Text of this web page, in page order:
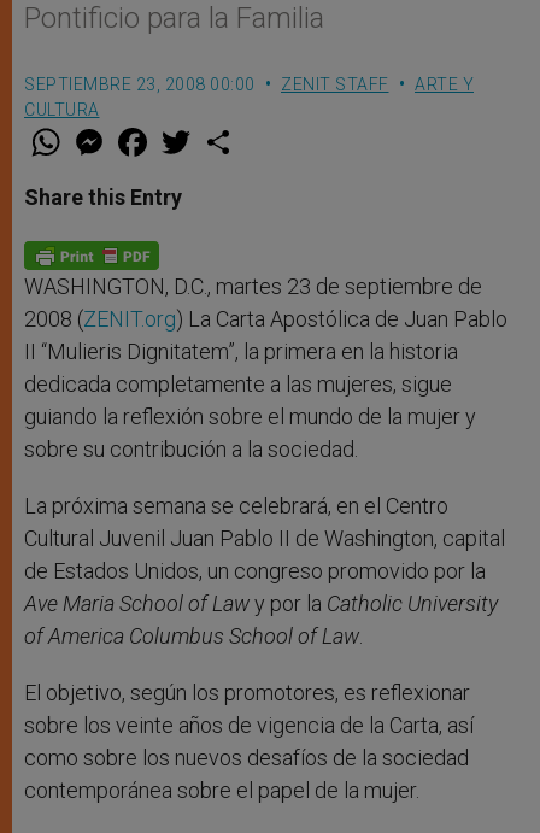
Pontificio para la Familia
SEPTIEMBRE 23, 2008 00:00 ZENIT STAFF
ARTE Y
CULTURA
W
t
s
p
p
M
e
s
e
g
e
r
F
a
e
b
o
k
w
Share this Entry
WASHINGTON, D.C., martes 23 de septiembre de
2008 (ZENIT.org) La Carta Apostólica de Juan Pablo
II “Mulieris Dignitatem”, la primera en la historia
dedicada completamente a las mujeres, sigue
guiando la reflexión sobre el mundo de la mujer y
sobre su contribución a la sociedad.
La próxima semana se celebrará, en el Centro
Cultural Juvenil Juan Pablo II de Washington, capital
de Estados Unidos, un congreso promovido por la
Ave Maria School of Lawy por la Catholic University
of America Columbus School of Law.
El objetivo, según los promotores, es reflexionar
sobre los veinte años de vigencia de la Carta, así
como sobre los nuevos desafíos de la sociedad
contemporánea sobre el papel de la mujer.